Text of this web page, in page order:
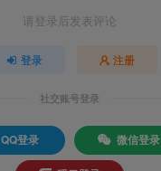
请登录后发表评论
登录 注册
社交账号登录
QQ登录 微信登录